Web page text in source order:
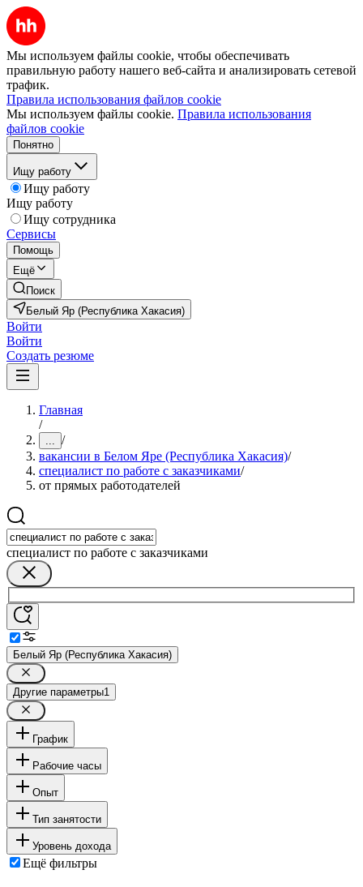
Мы используем файлы cookie, чтобы обеспечивать
правильную работу нашего веб-сайта и анализировать сетевой
трафик.
Правила использования файлов cookie
Мы используем файлы cookie. Правила использования
файлов cookie
Понятно
Ищу работу
Ищу работу
Ищу работу
Ищу сотрудника
Сервисы
Помощь
Ещё
Поиск
Белый Яр (Республика Хакасия)
Войти
Войти
Создать резюме
Главная
/
... /
вакансии в Белом Яре (Республика Хакасия)/
специалист по работе с заказчиками/
от прямых работодателей
специалист по работе с заказчиками
Белый Яр (Республика Хакасия)
Другие параметры1
График
Рабочие часы
Опыт
Тип занятости
Уровень дохода
Ещё фильтры